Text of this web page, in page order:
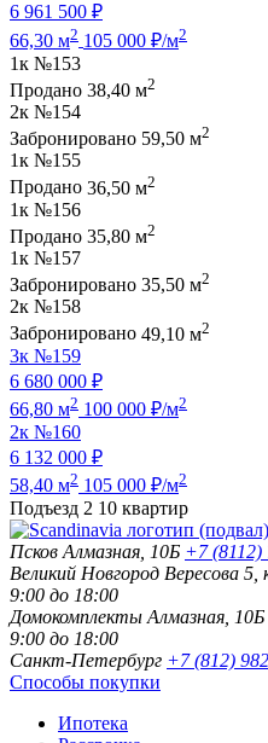
6 961 500 ₽
66,30 м2 105 000 ₽/м2
1к №153
Продано 38,40 м2
2к №154
Забронировано 59,50 м2
1к №155
Продано 36,50 м2
1к №156
Продано 35,80 м2
1к №157
Забронировано 35,50 м2
2к №158
Забронировано 49,10 м2
3к №159
6 680 000 ₽
66,80 м2 100 000 ₽/м2
2к №160
6 132 000 ₽
58,40 м2 105 000 ₽/м2
Подъезд 2 10 квартир
Псков Алмазная, 10Б +7 (8112)
Великий Новгород Вересова 5,
9:00 до 18:00
Домокомплекты Алмазная, 10Б
9:00 до 18:00
Санкт-Петербург +7 (812)
Способы покупки
Ипотека